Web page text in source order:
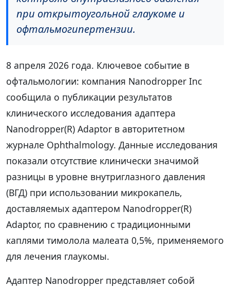
при открытоугольной глаукоме и
офтальмогипертензии.
8 апреля 2026 года. Ключевое событие в
офтальмологии: компания Nanodropper Inc
сообщила о публикации результатов
клинического исследования адаптера
Nanodropper(R) Adaptor в авторитетном
журнале Ophthalmology. Данные исследования
показали отсутствие клинически значимой
разницы в уровне внутриглазного давления
(ВГД) при использовании микрокапель,
доставляемых адаптером Nanodropper(R)
Adaptor, по сравнению с традиционными
каплями тимолола малеата 0,5%, применяемого
для лечения глаукомы.
Адаптер Nanodropper представляет собой